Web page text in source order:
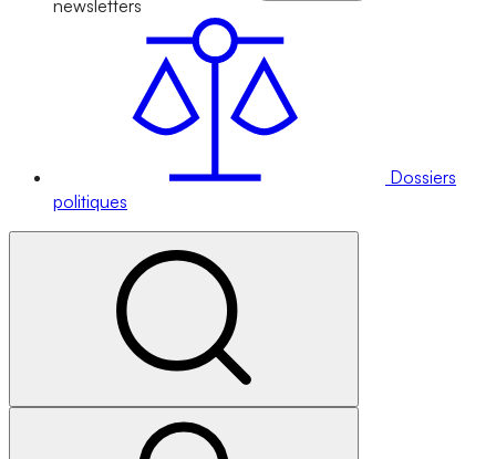
newsletters
Dossiers
politiques